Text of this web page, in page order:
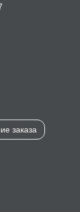
заказа